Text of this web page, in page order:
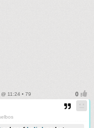
11:24 • 79